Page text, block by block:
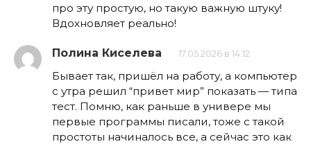
про эту простую, но такую важную штуку!
Вдохновляет реально!
Полина Киселева 17.05.2026 в 14:12
Бывает так, пришёл на работу, а компьютер
с утра решил “привет мир” показать — типа
тест. Помню, как раньше в универе мы
первые программы писали, тоже с такой
простоты начиналось все, а сейчас это как